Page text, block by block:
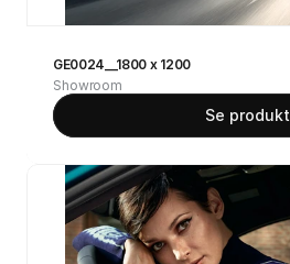
GE0024__1800 x 1200
Showroom
Se produkt